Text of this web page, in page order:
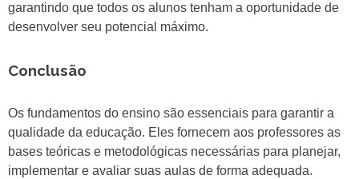
garantindo que todos os alunos tenham a oportunidade de
desenvolver seu potencial máximo.
Conclusão
Os fundamentos do ensino são essenciais para garantir a
qualidade da educação. Eles fornecem aos professores as
bases teóricas e metodológicas necessárias para planejar,
implementar e avaliar suas aulas de forma adequada.